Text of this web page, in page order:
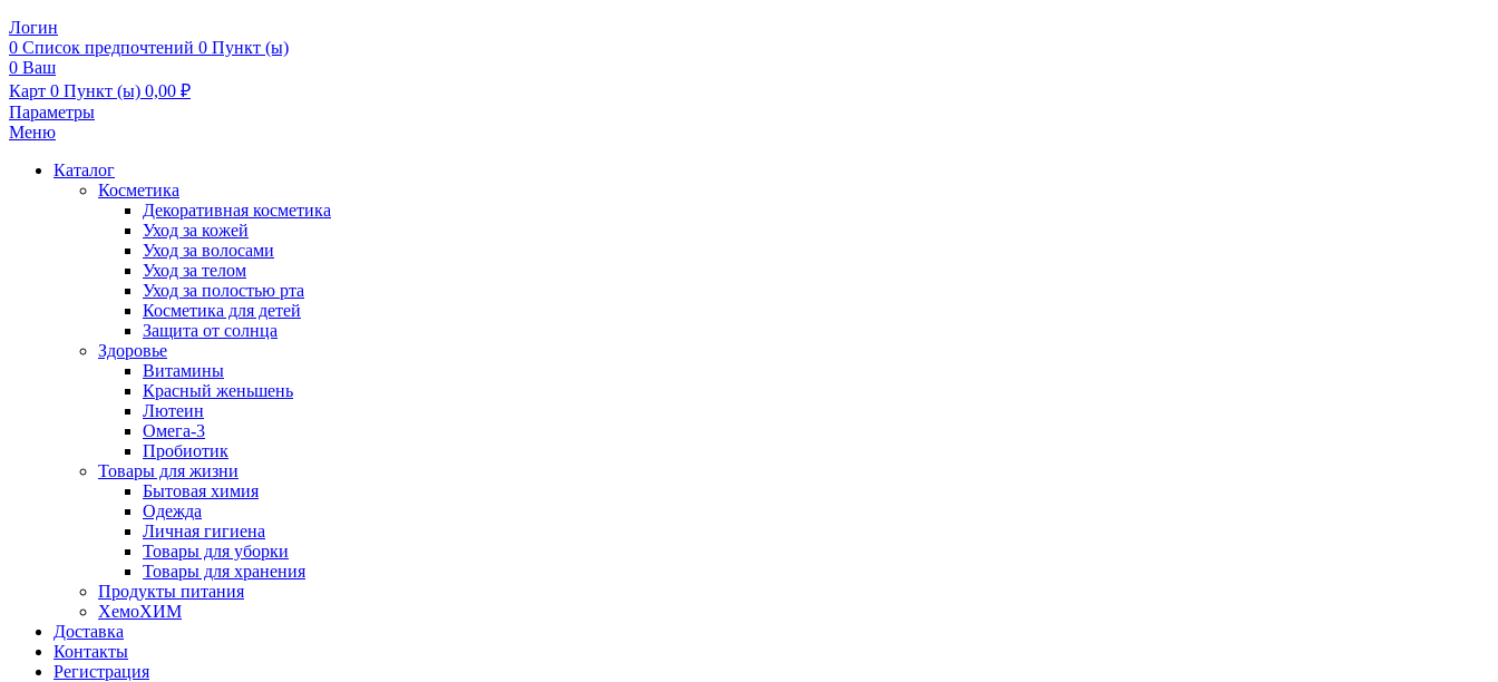
Логин
0 Список предпочтений 0 Пункт (ы)
0 Ваш
Карт 0 Пункт (ы) 0,00 ₽
Параметры
Меню
Каталог
Косметика
Декоративная косметика
Уход за кожей
Уход за волосами
Уход за телом
Уход за полостью рта
Косметика для детей
Защита от солнца
Здоровье
Витамины
Красный женьшень
Лютеин
Омега-3
Пробиотик
Товары для жизни
Бытовая химия
Одежда
Личная гигиена
Товары для уборки
Товары для хранения
Продукты питания
ХемоХИМ
Доставка
Контакты
Регистрация